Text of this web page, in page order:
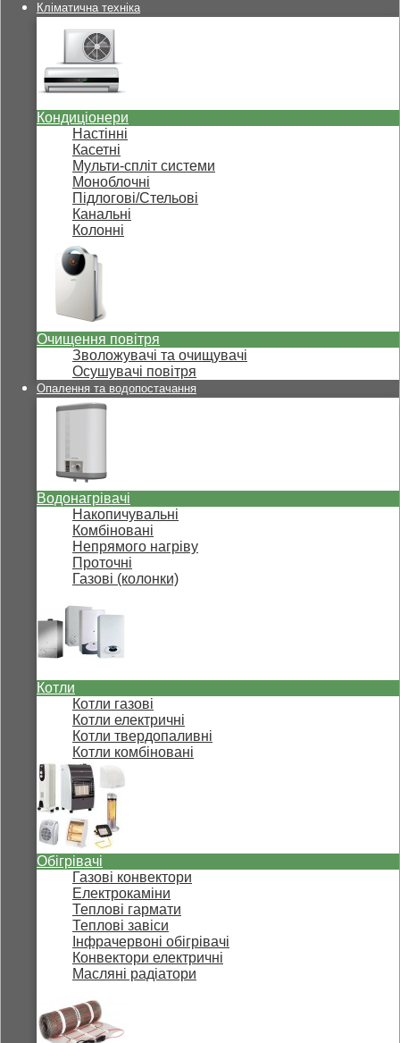
Кліматична техніка
Кондиціонери
Настінні
Касетні
Мульти-спліт системи
Моноблочні
Підлогові/Стельові
Канальні
Колонні
Очищення повітря
Зволожувачі та очищувачі
Осушувачі повітря
Опалення та водопостачання
Водонагрівачі
Накопичувальні
Комбіновані
Непрямого нагріву
Проточні
Газові (колонки)
Котли
Котли газові
Котли електричні
Котли твердопаливні
Котли комбіновані
Обігрівачі
Газові конвектори
Електрокаміни
Теплові гармати
Теплові завіси
Інфрачервоні обігрівачі
Конвектори електричні
Масляні радіатори